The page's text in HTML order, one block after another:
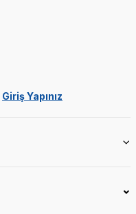
Giriş Yapınız